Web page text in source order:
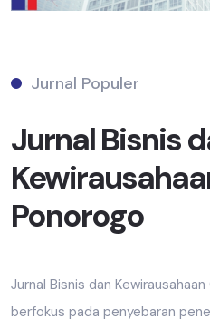
Jurnal Populer
Jurnal Bisnis
Ponorogo
Jurnal Bisnis dan
berfokus pada penyebaran